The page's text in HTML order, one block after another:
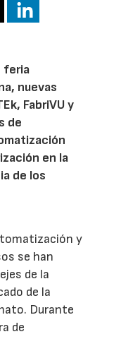
feria
nuevas
FabriVU y
de
en la
de los
y
se han
de la
de la
Durante
de